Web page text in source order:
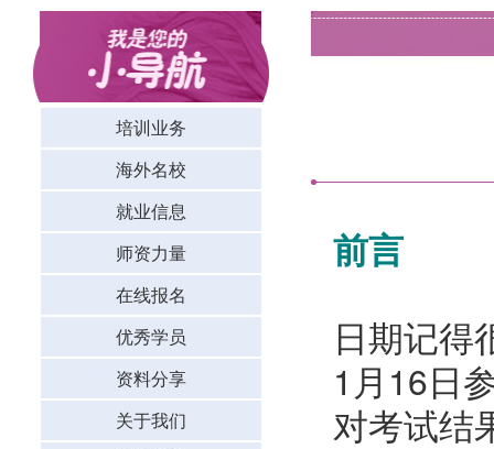
培训业务
海外名校
就业信息
师资力量
在线报名
优秀学员
资料分享
关于我们
前言
日期记得
1月16日
对考试结